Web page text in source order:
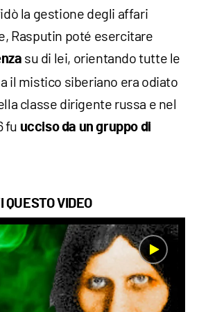
la gestione degli affari
Rasputin poté esercitare
su di lei, orientando tutte le
il mistico siberiano era odiato
classe dirigente russa e nel
fu ucciso da un gruppo di
QUESTO VIDEO